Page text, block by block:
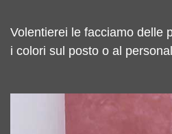
Volentierei le facciamo delle
i colori sul posto o al